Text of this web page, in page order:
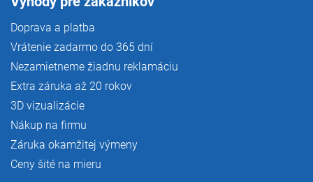
Doprava a platba
Vrátenie zadarmo do 365 dní
Nezamietneme žiadnu reklamáciu
Extra záruka až 20 rokov
3D vizualizácie
Nákup na firmu
Záruka okamžitej výmeny
Ceny šité na mieru